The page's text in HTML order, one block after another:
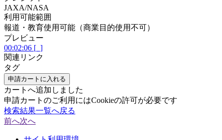
JAXA/NASA
利用可能範囲
報道・教育使用可能（商業目的使用不可）
プレビュー
00:02:06 [_]
関連リンク
タグ
申請カートに入れる
カートへ追加しました
申請カートのご利用にはCookieの許可が必要です
検索結果一覧へ戻る
前へ次へ